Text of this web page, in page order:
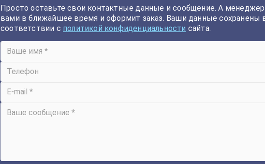
Просто оставьте свои контактные данные и сообщение. А
вами в ближайшее время и оформит заказ. Ваши данные сохранены
соответствии с политикой конфиденциальности сайта.